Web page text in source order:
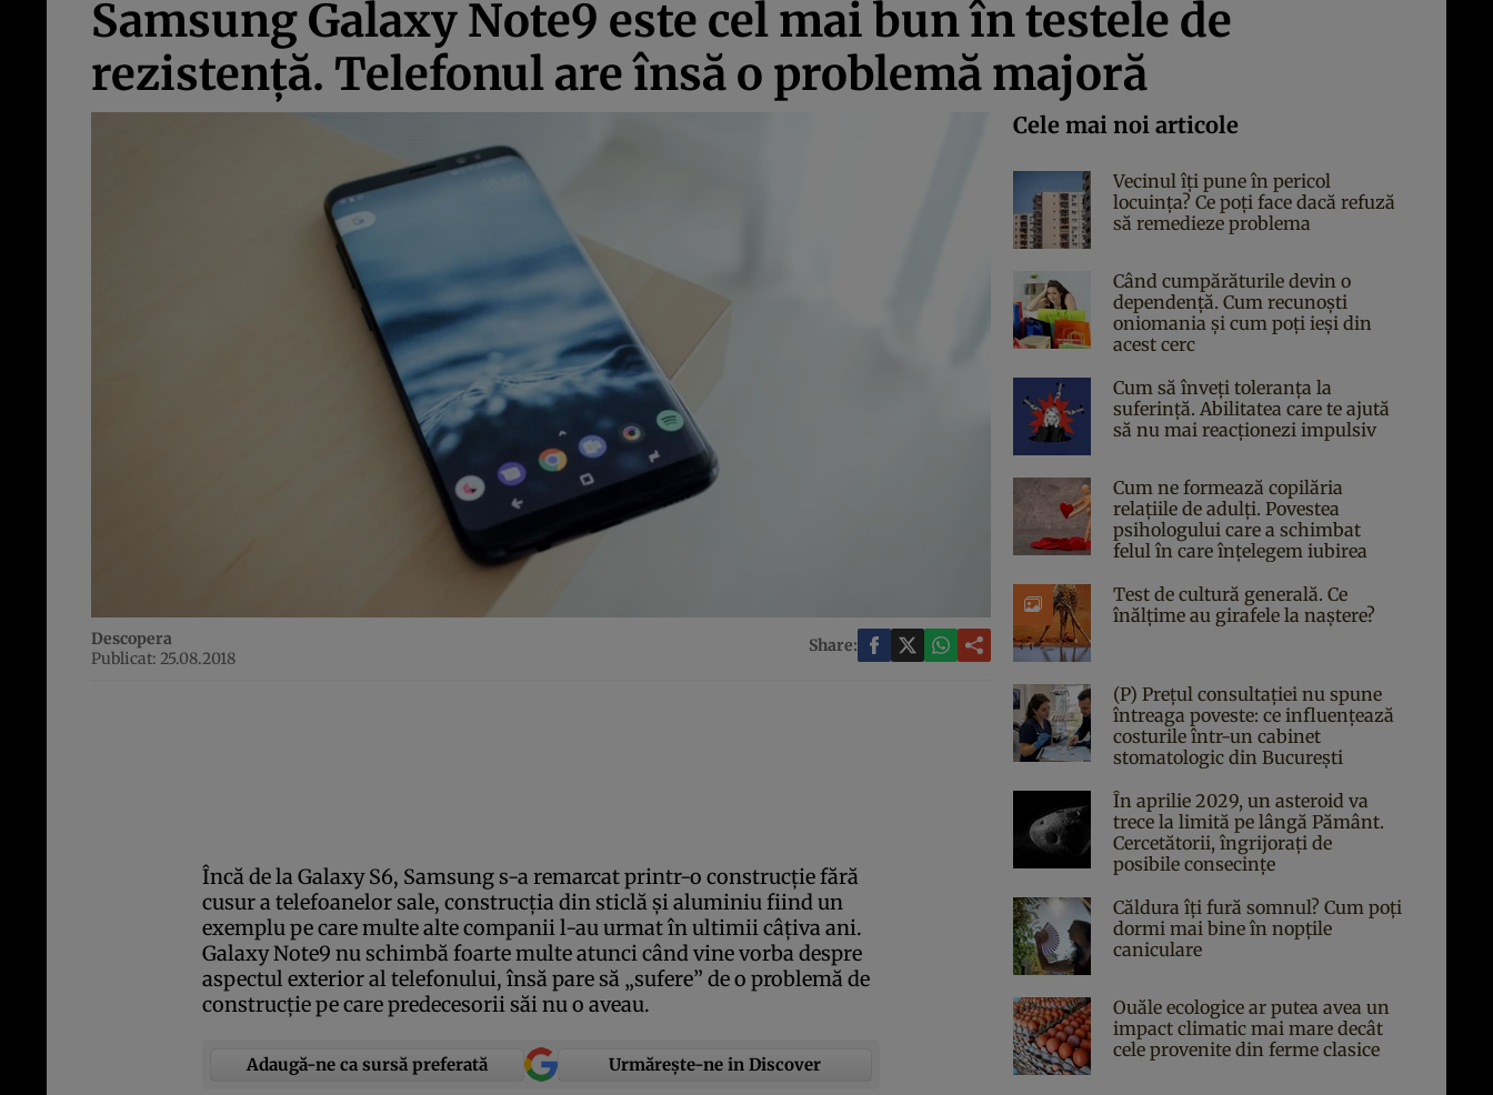
Samsung Galaxy Note9 este cel mai bun în testele de
rezistenţă. Telefonul are însă o problemă majoră
Descopera
Publicat: 25.08.2018
Share:
Încă de la Galaxy S6, Samsung s-a remarcat printr-o construcţie fără
cusur a telefoanelor sale, construcţia din sticlă şi aluminiu fiind un
exemplu pe care multe alte companii l-au urmat în ultimii câţiva ani.
Galaxy Note9 nu schimbă foarte multe atunci când vine vorba despre
aspectul exterior al telefonului, însă pare să „sufere” de o problemă de
construcţie pe care predecesorii săi nu o aveau.
Adaugă-ne ca sursă preferată Urmărește-ne in Discover
Cele mai noi articole
Vecinul îți pune în pericol
locuința? Ce poți face dacă refuză
să remedieze problema
Când cumpărăturile devin o
dependență. Cum recunoști
oniomania și cum poți ieși din
acest cerc
Cum să înveți toleranța la
suferință. Abilitatea care te ajută
să nu mai reacționezi impulsiv
Cum ne formează copilăria
relațiile de adulți. Povestea
psihologului care a schimbat
felul în care înțelegem iubirea
Test de cultură generală. Ce
înălțime au girafele la naștere?
(P) Prețul consultației nu spune
întreaga poveste: ce influențează
costurile într-un cabinet
stomatologic din București
În aprilie 2029, un asteroid va
trece la limită pe lângă Pământ.
Cercetătorii, îngrijorați de
posibile consecințe
Căldura îți fură somnul? Cum poți
dormi mai bine în nopțile
caniculare
Ouăle ecologice ar putea avea un
impact climatic mai mare decât
cele provenite din ferme clasice